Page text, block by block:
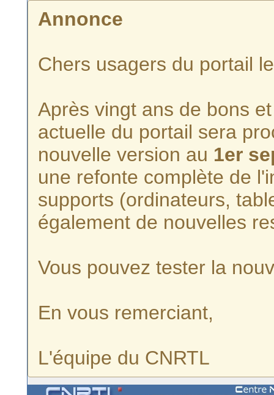
Annonce
Chers usagers du portail
Après vingt ans de bons
actuelle du portail sera
nouvelle version au 1er
une refonte complète de
supports (ordinateurs,
également de nouvelles
Vous pouvez tester la
En vous remerciant,
L'équipe du CNRTL